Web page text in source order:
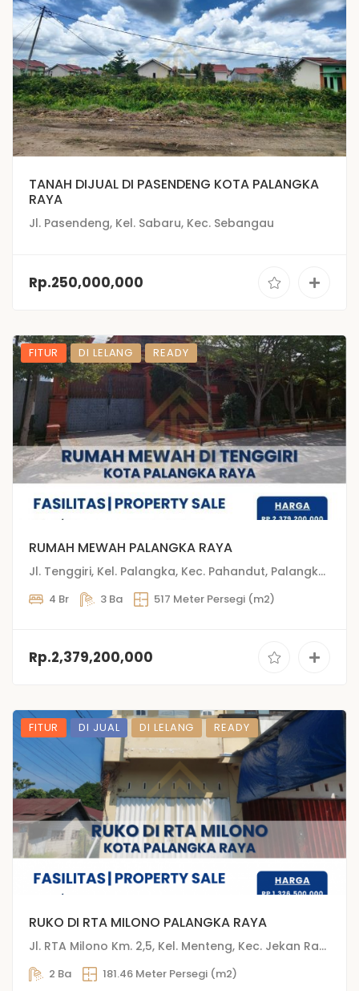
TANAH DIJUAL DI PASENDENG KOTA PALANGKA
RAYA
Jl. Pasendeng, Kel. Sabaru, Kec. Sebangau
Rp.250,000,000
FITUR DI LELANG READY
RUMAH MEWAH PALANGKA RAYA
Jl. Tenggiri, Kel. Palangka, Kec. Pahandut, Palangkaraya, Kalimantan Tengah
4 Br 3 Ba 517 Meter Persegi (m2)
Rp.2,379,200,000
FITUR DI JUAL DI LELANG READY
RUKO DI RTA MILONO PALANGKA RAYA
Jl. RTA Milono Km. 2,5, Kel. Menteng, Kec. Jekan Raya, Palangkaraya, Kalimantan Tengah
2 Ba 181.46 Meter Persegi (m2)